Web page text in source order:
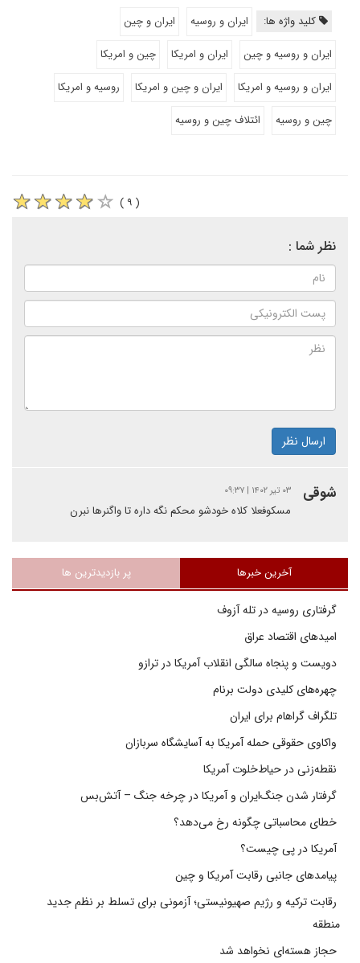
کلید واژه ها: ایران و روسیه
ایران و چین
ایران و روسیه و چین
ایران و امریکا
چین و امریکا
ایران و روسیه و امریکا
ایران و چین و امریکا
روسیه و امریکا
چین و روسیه
ائتلاف چین و روسیه
( ۹ )
نظر شما :
ارسال نظر
شوقی ۰۳ تیر ۱۴۰۲ | ۰۹:۳۷
مسکوفعلا کلاه خودشو محکم نگه داره تا واگنرها نبرن
آخرین خبرها پر بازدیدترین ها
گرفتاری روسیه در تله آزوف
امیدهای اقتصاد عراق
دویست و پنجاه سالگی انقلاب آمریکا در ترازو
چهره‌های کلیدی دولت برنام
تلگراف گراهام برای ایران
واکاوی حقوقی حمله آمریکا به آسایشگاه سربازان
نقطه‌زنی در حیاط‌خلوت آمریکا
گرفتار شدن جنگ‌ایران و آمریکا در چرخه جنگ – آتش‌بس
خطای محاسباتی چگونه رخ می‌دهد؟
آمریکا در پی چیست؟
پیامدهای جانبی رقابت آمریکا و چین
رقابت ترکیه و رژیم صهیونیستی؛ آزمونی برای تسلط بر نظم جدید
منطقه
حجاز هسته‌ای نخواهد شد